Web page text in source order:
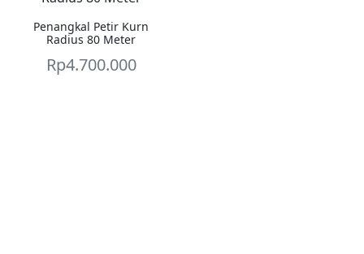
Penangkal Petir Kurn
Radius 80 Meter
Rp4.700.000